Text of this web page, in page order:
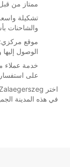
ممتاز من
تشكيلة
والشاحنات
موقع
الوصول
خدمة عملاء
على
في هذه المدينة